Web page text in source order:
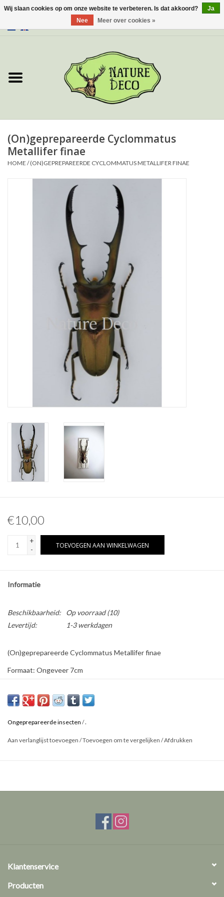
Over ons
Nieuw
Sieraden
Prepareerbenodigdheden
Lijsten & Stolpen
Schedels & skeletten
Hoorns & Geweien
Overige naturalia
Pokémon
(On)geprepareerde Cyclommatus
Metallifer finae
HOME /(ON)GEPREPAREERDE CYCLOMMATUS METALLIFER FINAE
€10,00
+
-
TOEVOEGEN AAN WINKELWAGEN
Informatie
Beschikbaarheid: Op voorraad(10)
Levertijd:
1-3 werkdagen
(On)geprepareerde Cyclommatus Metallifer finae
Formaat: Ongeveer 7cm
Geslacht: Man
Ongeprepareerde insecten /.
Aan verlanglijst toevoegen /Toevoegen om te vergelijken /Afdrukken
Klantenservice
Producten
Wij slaan cookies op om onze website te verbeteren. Is dat akkoord?
Ja
Nee
Meer over cookies »